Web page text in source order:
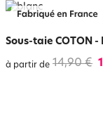
Sous-taie COTON -
à partir de 14,90 €